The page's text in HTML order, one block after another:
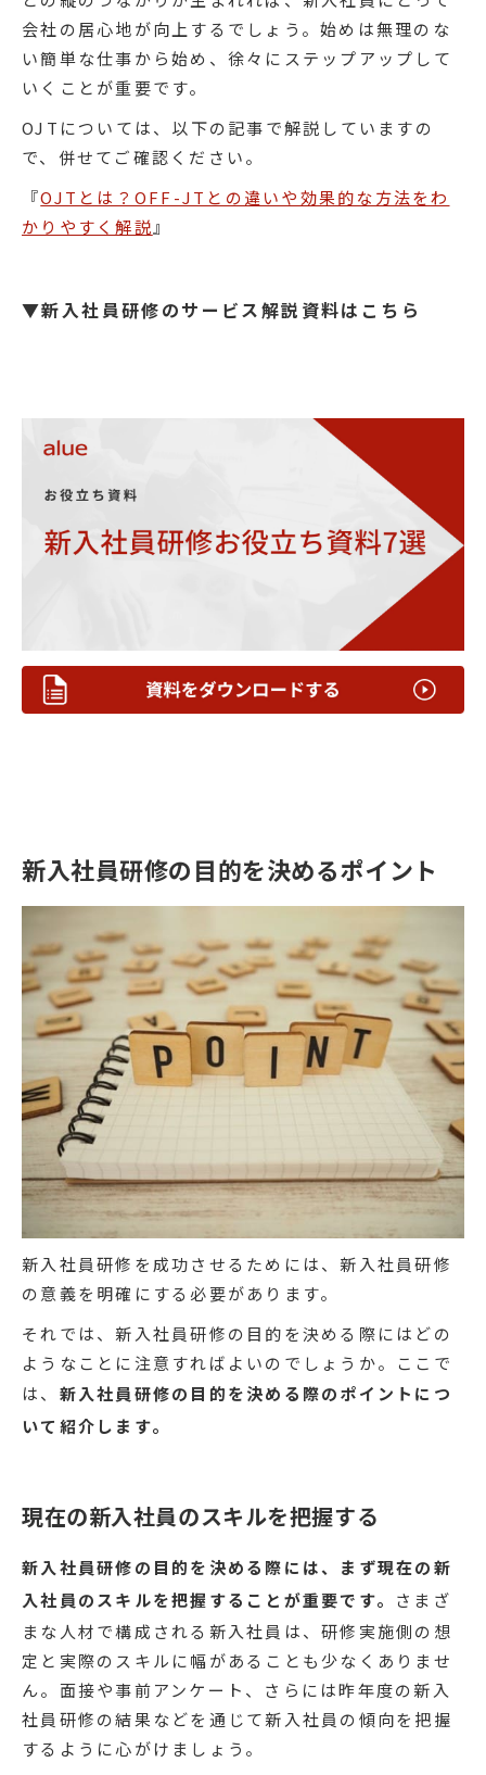
会社の居心地が向上するでしょう。始めは無理のな
い簡単な仕事から始め、徐々にステップアップして
いくことが重要です。
OJTについては、以下の記事で解説していますの
で、併せてご確認ください。
『OJTとは？OFF-JTとの違いや効果的な方法をわ
かりやすく解説 』
▼新入社員研修のサービス解説資料はこちら
新入社員研修の目的を決めるポイント
新入社員研修を成功させるためには、新入社員研修
の意義を明確にする必要があります。
それでは、新入社員研修の目的を決める際にはどの
ようなことに注意すればよいのでしょうか。ここで
は、 新入社員研修の目的を決める際のポイントにつ
いて紹介します。
現在の新入社員のスキルを把握する
新入社員研修の目的を決める際には、まず現在の新
入社員のスキルを把握することが重要です。 さまざ
まな人材で構成される新入社員は、研修実施側の想
定と実際のスキルに幅があることも少なくありませ
ん。面接や事前アンケート、さらには昨年度の新入
社員研修の結果などを通じて新入社員の傾向を把握
するように心がけましょう。